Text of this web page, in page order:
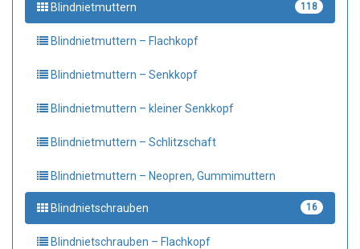
Blindnietmuttern 118
Blindnietmuttern – Flachkopf
Blindnietmuttern – Senkkopf
Blindnietmuttern – kleiner Senkkopf
Blindnietmuttern – Schlitzschaft
Blindnietmuttern – Neopren, Gummimuttern
Blindnietschrauben 16
Blindnietschrauben – Flachkopf